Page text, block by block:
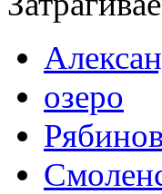
озеро